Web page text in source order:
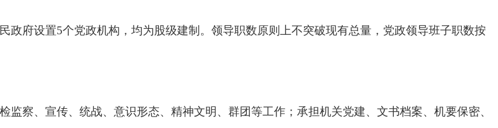
政府设置5个党政机构，均为股级建制。领导职数原则上不突破现有总量，党政领导班子职数按
监察、宣传、统战、意识形态、精神文明、群团等工作；承担机关党建、文书档案、机要保密、